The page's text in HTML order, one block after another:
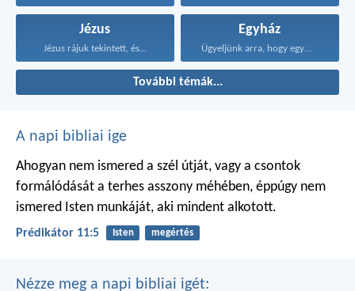
Jézus
Jézus rájuk tekintett, és...
Egyház
Ügyeljünk arra, hogy egymást...
További témák...
A napi bibliai ige
Ahogyan nem ismered a szél útját, vagy a csontok
formálódását a terhes asszony méhében, éppúgy nem
ismered Isten munkáját, aki mindent alkotott.
Prédikátor 11:5 Isten megértés
Nézze meg a napi bibliai igét: